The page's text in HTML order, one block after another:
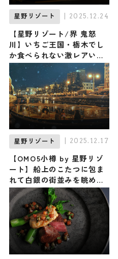
星野リゾート | 2025.12.24
【星野リゾート/界 鬼怒
川】いちご王国・栃木でし
か食べられない激レアいち
ごを堪能する「いちごで満
たす至福の温泉滞在」が1月
6日からスタート
星野リゾート | 2025.12.17
【OMO5小樽 by 星野リゾ
ート】船上のこたつに包ま
れて白銀の街並みを眺める
『小樽運河こたつクルージ
ング』が今年も開催！ ルタ
オのオリジナルスイーツも
新登場